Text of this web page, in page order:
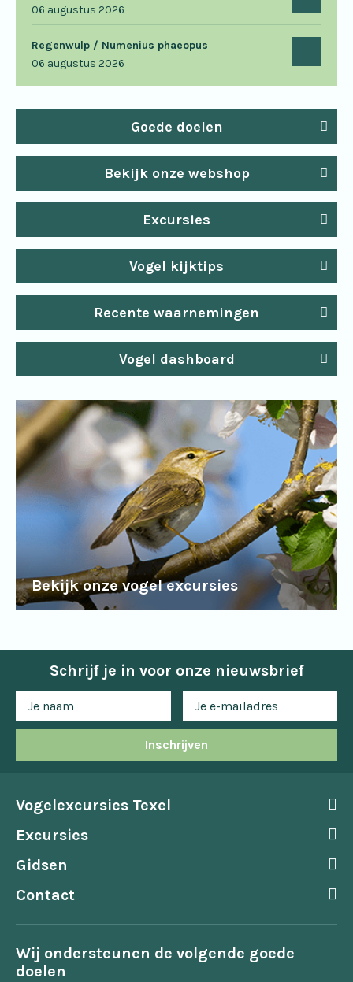
06 augustus 2026
Regenwulp / Numenius phaeopus
06 augustus 2026
Goede doelen
Bekijk onze webshop
Excursies
Vogel kijktips
Recente waarnemingen
Vogel dashboard
Bekijk onze vogel excursies
Schrijf je in voor onze nieuwsbrief
Inschrijven
Vogelexcursies Texel
Excursies
Gidsen
Contact
Wij ondersteunen de volgende goede
doelen